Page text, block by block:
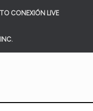
CONEXIÓN LIVE